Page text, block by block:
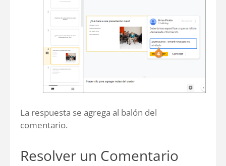
La respuesta se agrega al balón del
comentario.
Resolver un Comentario